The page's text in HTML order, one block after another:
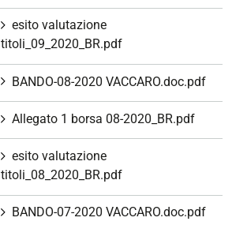
esito valutazione
titoli_09_2020_BR.pdf
BANDO-08-2020 VACCARO.doc.pdf
Allegato 1 borsa 08-2020_BR.pdf
esito valutazione
titoli_08_2020_BR.pdf
BANDO-07-2020 VACCARO.doc.pdf